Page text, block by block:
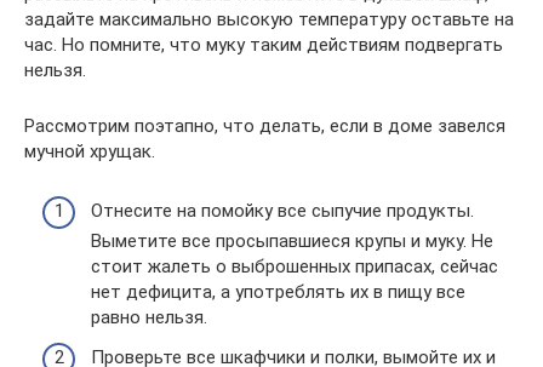
задайте максимально высокую температуру оставьте на
час. Но помните, что муку таким действиям подвергать
нельзя.
Рассмотрим поэтапно, что делать, если в доме завелся
мучной хрущак.
Отнесите на помойку все сыпучие продукты.
Выметите все просыпавшиеся крупы и муку. Не
стоит жалеть о выброшенных припасах, сейчас
нет дефицита, а употреблять их в пищу все
равно нельзя.
Проверьте все шкафчики и полки, вымойте их и